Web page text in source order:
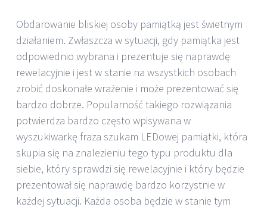
Obdarowanie bliskiej osoby pamiątką jest świetnym
działaniem. Zwłaszcza w sytuacji, gdy pamiątka jest
odpowiednio wybrana i prezentuje się naprawdę
rewelacyjnie i jest w stanie na wszystkich osobach
zrobić doskonałe wrażenie i może prezentować się
bardzo dobrze. Popularność takiego rozwiązania
potwierdza bardzo często wpisywana w
wyszukiwarkę fraza szukam LEDowej pamiątki, która
skupia się na znalezieniu tego typu produktu dla
siebie, który sprawdzi się rewelacyjnie i który będzie
prezentował się naprawdę bardzo korzystnie w
każdej sytuacji. Każda osoba będzie w stanie tym